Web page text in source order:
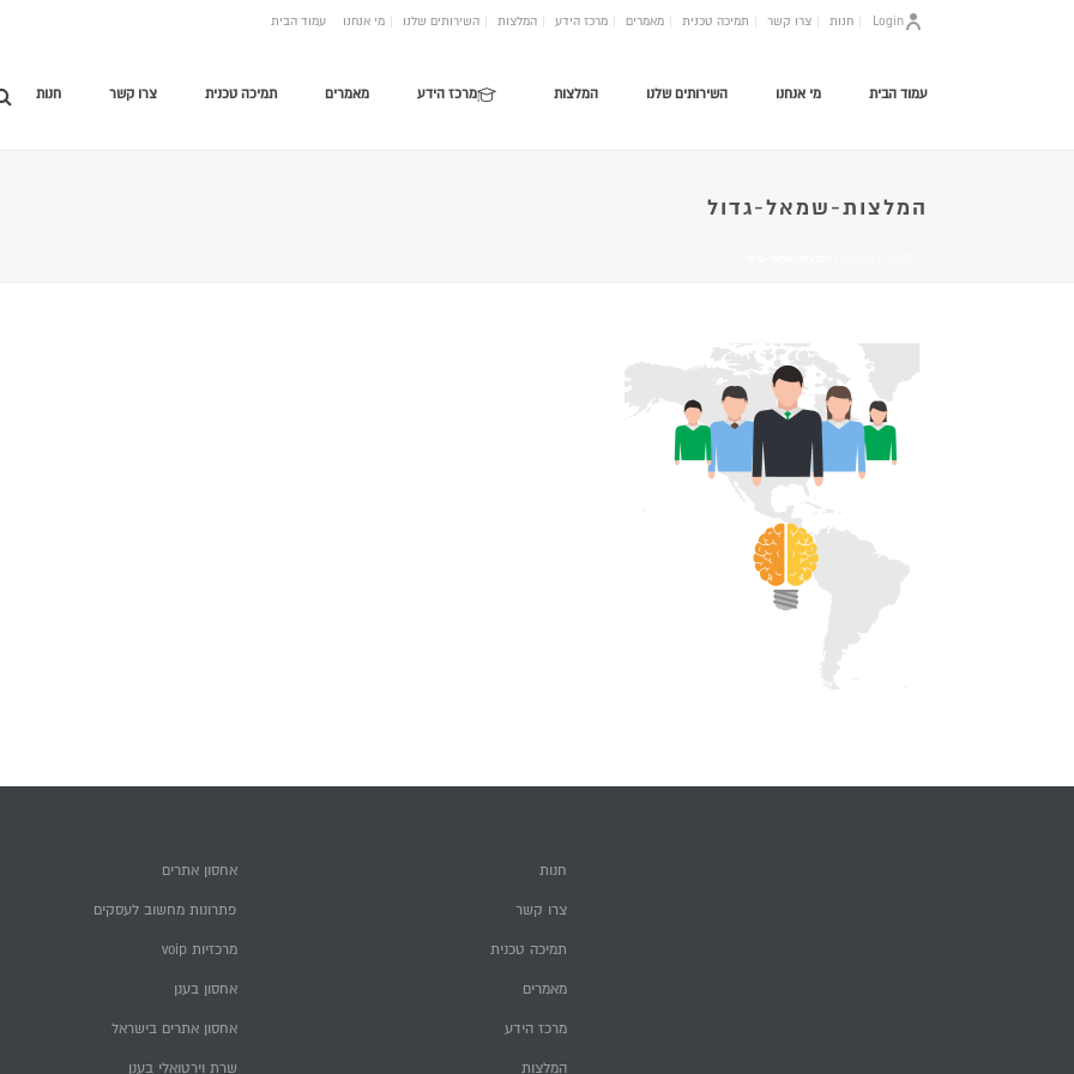
חנות צרו קשר תמיכה טכנית מאמרים מרכז הידע המלצות השירותים שלנו מי אנחנו עמוד הבית Login
חנות צרו קשר תמיכה טכנית מאמרים מרכז הידע המלצות השירותים שלנו מי אנחנו עמוד הבית
המלצות-שמאל-גדול
אחסון אתרים
פתרונות מחשוב לעסקים
מרכזיות voip
אחסון בענן
אחסון אתרים בישראל
שרת וירטואלי בענן
חנות
צרו קשר
תמיכה טכנית
מאמרים
מרכז הידע
המלצות